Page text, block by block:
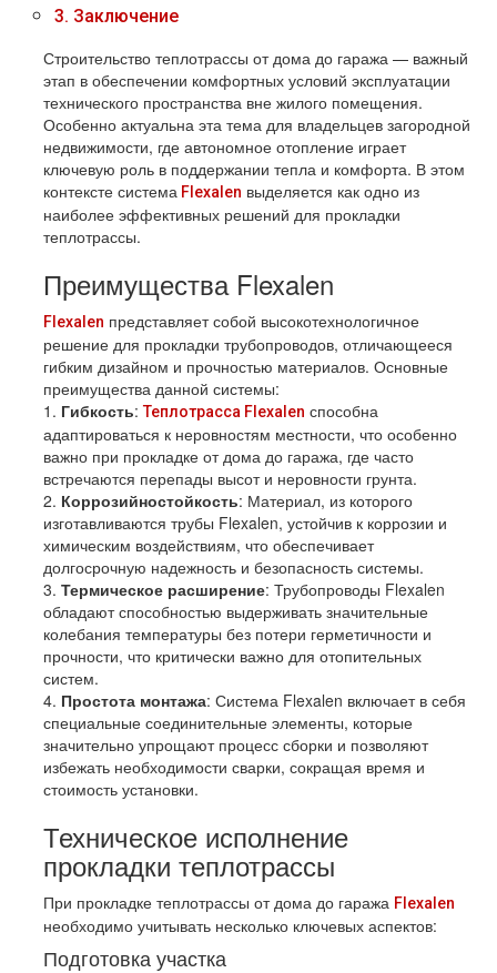
3. Заключение
Строительство теплотрассы от дома до гаража — важный
этап в обеспечении комфортных условий эксплуатации
технического пространства вне жилого помещения.
Особенно актуальна эта тема для владельцев загородной
недвижимости, где автономное отопление играет
ключевую роль в поддержании тепла и комфорта. В этом
контексте система Flexalen выделяется как одно из
наиболее эффективных решений для прокладки
теплотрассы.
Преимущества Flexalen
Flexalen представляет собой высокотехнологичное
решение для прокладки трубопроводов, отличающееся
гибким дизайном и прочностью материалов. Основные
преимущества данной системы:
1. Гибкость:Теплотрасса Flexalen способна
адаптироваться к неровностям местности, что особенно
важно при прокладке от дома до гаража, где часто
встречаются перепады высот и неровности грунта.
2. Коррозийностойкость: Материал, из которого
изготавливаются трубы Flexalen, устойчив к коррозии и
химическим воздействиям, что обеспечивает
долгосрочную надежность и безопасность системы.
3. Термическое расширение: Трубопроводы Flexalen
обладают способностью выдерживать значительные
колебания температуры без потери герметичности и
прочности, что критически важно для отопительных
систем.
4. Простота монтажа: Система Flexalen включает в себя
специальные соединительные элементы, которые
значительно упрощают процесс сборки и позволяют
избежать необходимости сварки, сокращая время и
стоимость установки.
Техническое исполнение
прокладки теплотрассы
При прокладке теплотрассы от дома до гаража Flexalen
необходимо учитывать несколько ключевых аспектов:
Подготовка участка